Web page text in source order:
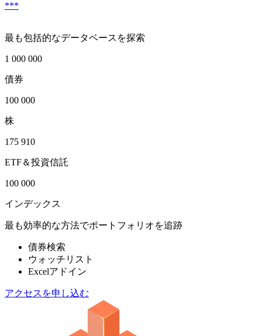
***
最も包括的なデータベースを探索
1 000 000
債券
100 000
株
175 910
ETF＆投資信託
100 000
インデックス
最も効率的な方法でポートフォリオを追跡
債券検索
ウォッチリスト
Excelアドイン
アクセスを申し込む